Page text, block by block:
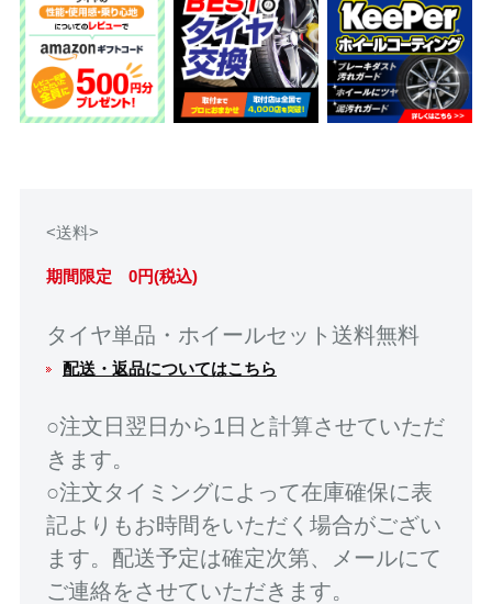
<送料>
期間限定 0円(税込)
タイヤ単品・ホイールセット送料無料
配送・返品についてはこちら
○注文日翌日から1日と計算させていただ
きます。
○注文タイミングによって在庫確保に表
記よりもお時間をいただく場合がござい
ます。配送予定は確定次第、メールにて
ご連絡をさせていただきます。